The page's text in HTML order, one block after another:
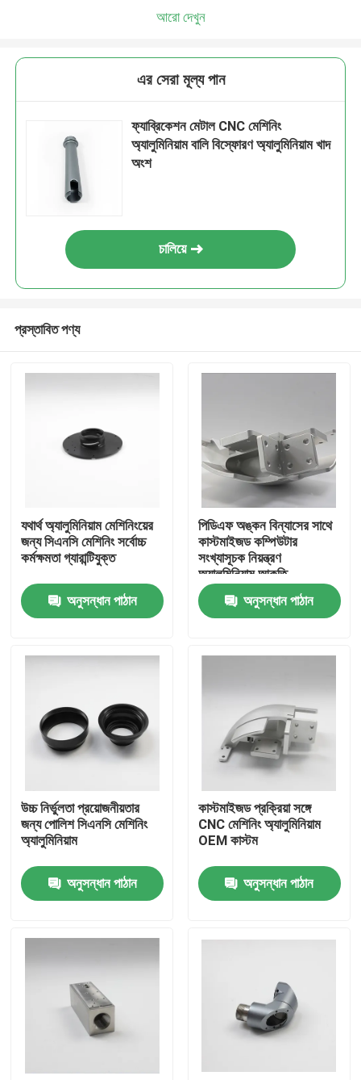
বাড়ি
পণ্য
ভিডিও
VR প্রদর্শন
আমাদের সম্পর্কে
কারখানা ভ্রমণ
উদ্ধৃতির জন্য আবেদন
কাস্টম সিএনসি যন্ত্রাংশ
CNC মিলিং যন্ত্রাংশ
আরো দেখুন
এর সেরা মূল্য পান
ফ্যাব্রিকেশন মেটাল CNC মেশিনিং
অ্যালুমিনিয়াম বালি বিস্ফোরণ অ্যালুমিনিয়াম খাদ
অংশ
চালিয়ে
প্রস্তাবিত পণ্য
যথার্থ অ্যালুমিনিয়াম মেশিনিংয়ের
জন্য সিএনসি মেশিনিং সর্বোচ্চ
কর্মক্ষমতা গ্যারান্টিযুক্ত
অনুসন্ধান পাঠান
পিডিএফ অঙ্কন বিন্যাসের সাথে
কাস্টমাইজড কম্পিউটার
সংখ্যাসূচক নিয়ন্ত্রণ
অ্যালুমিনিয়াম আকৃতি
অনুসন্ধান পাঠান
উচ্চ নির্ভুলতা প্রয়োজনীয়তার
জন্য পোলিশ সিএনসি মেশিনিং
অ্যালুমিনিয়াম
অনুসন্ধান পাঠান
কাস্টমাইজড প্রক্রিয়া সঙ্গে
CNC মেশিনিং অ্যালুমিনিয়াম
OEM কাস্টম
অনুসন্ধান পাঠান